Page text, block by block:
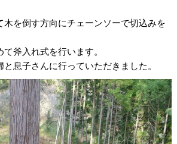
木を倒す方向にチェーンソーで切込みを
斧入れ式を行います。
息子さんに行っていただきました。